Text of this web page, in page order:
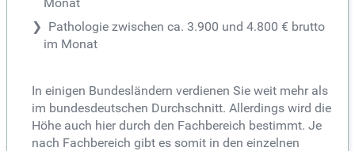
Pathologie zwischen ca. 3.900 und 4.800 € brutto
im Monat
In einigen Bundesländern verdienen Sie weit mehr als
im bundesdeutschen Durchschnitt. Allerdings wird die
Höhe auch hier durch den Fachbereich bestimmt. Je
nach Fachbereich gibt es somit in den einzelnen